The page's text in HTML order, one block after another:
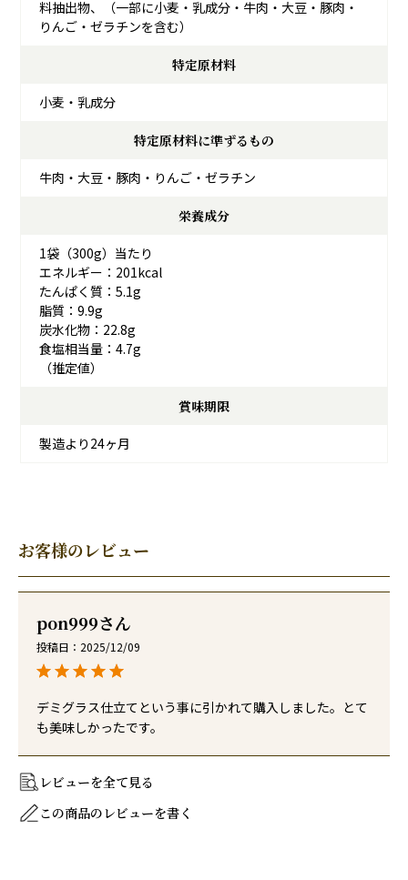
料抽出物、（一部に小麦・乳成分・牛肉・大豆・豚肉・
りんご・ゼラチンを含む）
特定原材料
小麦・乳成分
特定原材料に準ずるもの
牛肉・大豆・豚肉・りんご・ゼラチン
栄養成分
1袋（300g）当たり
エネルギー：201kcal
たんぱく質：5.1g
脂質：9.9g
炭水化物：22.8g
食塩相当量：4.7g
（推定値）
賞味期限
製造より24ヶ月
お客様のレビュー
pon999
投稿日 2025/12/09
デミグラス仕立てという事に引かれて購入しました。とて
も美味しかったです。
レビューを全て見る
この商品のレビューを書く